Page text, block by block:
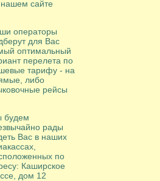
сайте
операторы
для Вас
оптимальный
перелета по
тарифу - на
либо
рейсы
будем
рады
Вас в наших
по
Каширское
дом 12